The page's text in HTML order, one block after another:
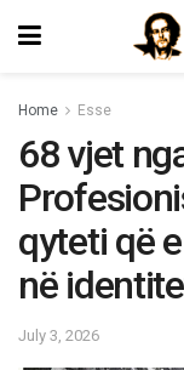
Home Esse
68 vjet
qyteti që
në
July 3, 2026